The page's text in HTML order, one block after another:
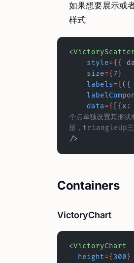
如果想要展示或
样式
<
    style
={ {
    size
={ 7}
    labels
={
    data
={
个点单独设置其形
形，triangleUp三
/>
Containers
VictoryChart
<VictoryChart
  height
={ 300}